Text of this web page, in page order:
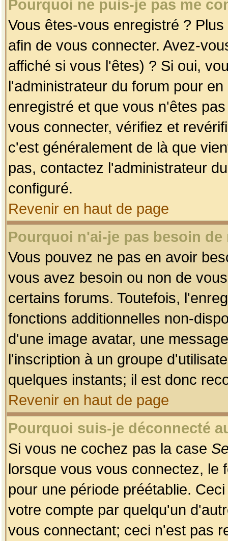
Pourquoi ne puis-je pas me
Vous êtes-vous enregistré ?
afin de vous connecter. Avez-
affiché si vous l'êtes) ? Si oui,
l'administrateur du forum pour
enregistré et que vous n'êtes
vous connecter, vérifiez et
c'est généralement de là que
pas, contactez l'administrateur
configuré.
Revenir en haut de page
Pourquoi n'ai-je pas besoin
Vous pouvez ne pas en avoir
vous avez besoin ou non de
certains forums. Toutefois,
fonctions additionnelles non-
d'une image avatar, une
l'inscription à un groupe
quelques instants; il est donc
Revenir en haut de page
Pourquoi suis-je déconnecté
Si vous ne cochez pas la case
lorsque vous vous connectez, le
pour une période préétablie.
votre compte par quelqu'un
vous connectant; ceci n'est pas